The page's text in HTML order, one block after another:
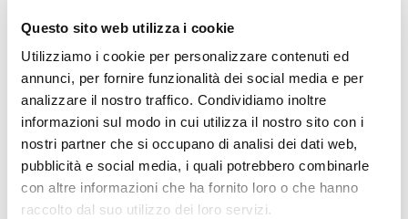
Questo sito web utilizza i cookie
Utilizziamo i cookie per personalizzare contenuti ed
annunci, per fornire funzionalità dei social media e per
analizzare il nostro traffico. Condividiamo inoltre
informazioni sul modo in cui utilizza il nostro sito con i
nostri partner che si occupano di analisi dei dati web,
pubblicità e social media, i quali potrebbero combinarle
con altre informazioni che ha fornito loro o che hanno
raccolto dal suo utilizzo dei loro servizi.
realizzati a mano dal maestro Franco Fasano della
storica bottega di Nicola Fasano, da 18 generazioni a
Grottaglie, la “città della ceramica”. E se anche le
etichette sono handmade, il design esclusivo è
firmato dal designer Federico Andriani, con i colori del
sole e del mare di Puglia.
Fonte: Winenews.it